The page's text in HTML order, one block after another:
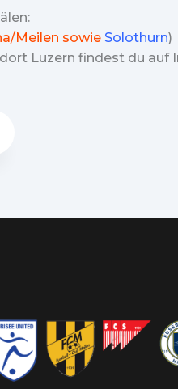
Meilen sowie Solothurn)
Luzern findest du auf